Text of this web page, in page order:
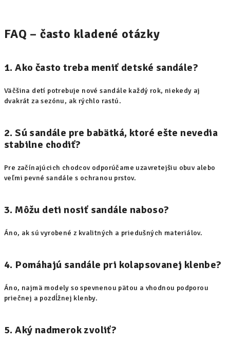
FAQ – často kladené otázky
1. Ako často treba meniť detské sandále?
Väčšina detí potrebuje nové sandále každý rok, niekedy aj
dvakrát za sezónu, ak rýchlo rastú.
2. Sú sandále pre babätká, ktoré ešte nevedia
stabilne chodiť?
Pre začínajúcich chodcov odporúčame uzavretejšiu obuv alebo
veľmi pevné sandále s ochranou prstov.
3. Môžu deti nosiť sandále naboso?
Áno, ak sú vyrobené z kvalitných a priedušných materiálov.
4. Pomáhajú sandále pri kolapsovanej klenbe?
Áno, najmä modely so spevnenou pätou a vhodnou podporou
priečnej a pozdĺžnej klenby.
5. Aký nadmerok zvoliť?